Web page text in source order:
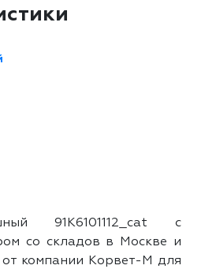
91K6101112_cat с
со складов в Москве и
компании Корвет-М для